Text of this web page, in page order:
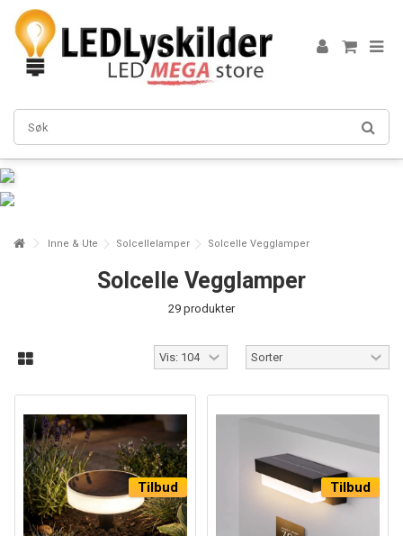
Inne & Ute Solcellelamper Solcelle Vegglamper
Solcelle Vegglamper
29 produkter
Tilbud Tilbud